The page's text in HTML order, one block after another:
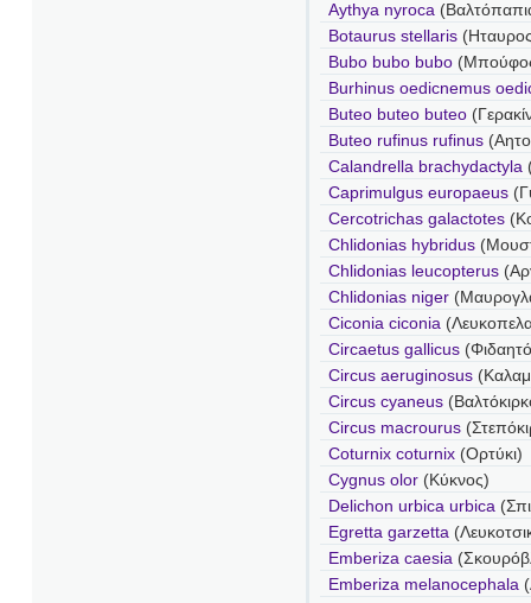
Aythya nyroca
Botaurus stellaris
Bubo bubo bubo
Burhinus oedicnemus
Buteo buteo buteo
Buteo rufinus rufinus
Calandrella brachydactyla
Caprimulgus europaeus
Cercotrichas galactotes
Chlidonias hybridus
Chlidonias leucopterus
Chlidonias niger
Ciconia ciconia
Circaetus gallicus
Circus aeruginosus
Circus cyaneus
Circus macrourus
Coturnix coturnix (Ορτύκι)
Cygnus olor (Κύκνος)
Delichon urbica urbica
Egretta garzetta
Emberiza caesia
Emberiza melanocephala